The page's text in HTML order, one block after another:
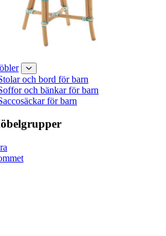
och bord för barn
och bänkar för barn
för barn